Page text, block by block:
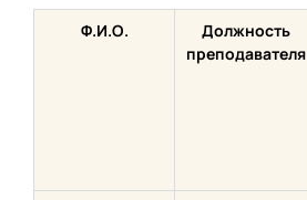
Ф.И.О.
Должность
преподавателя